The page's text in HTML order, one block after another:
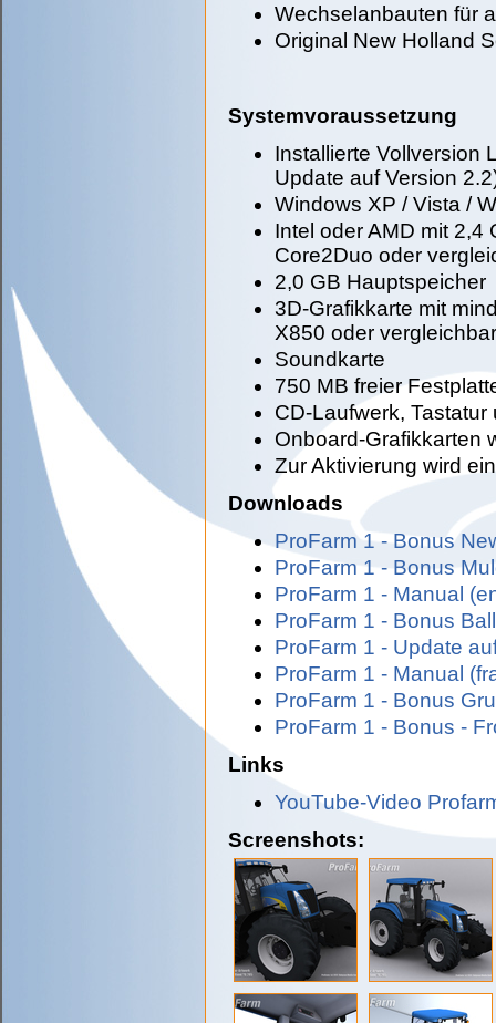
Wechselanbauten für
Original New Holland
Systemvoraussetzung
Installierte Vollversion
Update auf Version
Windows XP / Vista /
Intel oder AMD mit 2,4
Core2Duo oder
2,0 GB Hauptspeicher
3D-Grafikkarte mit
X850 oder
Soundkarte
750 MB freier
CD-Laufwerk, Tastatur
Onboard-Grafikkarten
Zur Aktivierung wird
Downloads
ProFarm 1 - Bonus
ProFarm 1 - Bonus
ProFarm 1 - Manual
ProFarm 1 - Bonus
ProFarm 1 - Update
ProFarm 1 - Manual
ProFarm 1 - Bonus
ProFarm 1 - Bonus -
Links
YouTube-Video
Screenshots: